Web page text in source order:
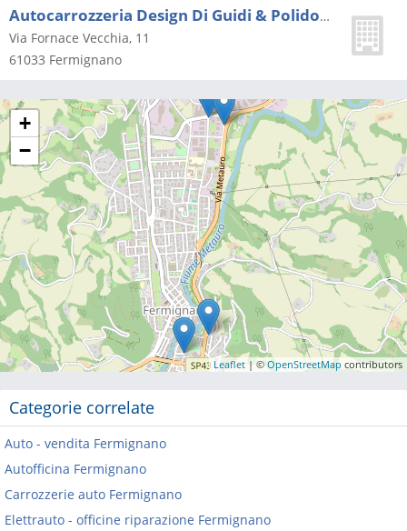
Autocarrozzeria Design Di Guidi & Polidori Snc
Via Fornace Vecchia, 11
61033 Fermignano
+
−
Leaflet | ©OpenStreetMap contributors
Categorie correlate
Auto - vendita Fermignano
Autofficina Fermignano
Carrozzerie auto Fermignano
Elettrauto - officine riparazione Fermignano